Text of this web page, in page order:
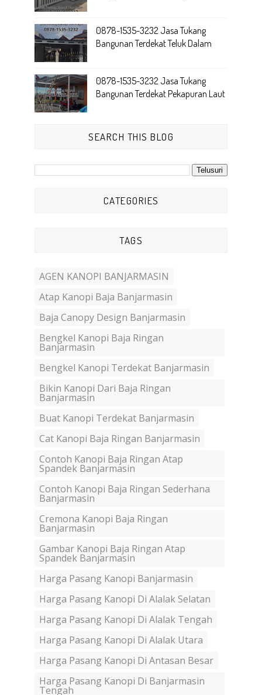
0878-1535-3232 Jasa Tukang
Bangunan Terdekat Teluk Dalam
0878-1535-3232 Jasa Tukang
Bangunan Terdekat Pekapuran Laut
SEARCH THIS BLOG
CATEGORIES
TAGS
AGEN KANOPI BANJARMASIN
Atap Kanopi Baja Banjarmasin
Baja Canopy Design Banjarmasin
Bengkel Kanopi Baja Ringan
Banjarmasin
Bengkel Kanopi Terdekat Banjarmasin
Bikin Kanopi Dari Baja Ringan
Banjarmasin
Buat Kanopi Terdekat Banjarmasin
Cat Kanopi Baja Ringan Banjarmasin
Contoh Kanopi Baja Ringan Atap
Spandek Banjarmasin
Contoh Kanopi Baja Ringan Sederhana
Banjarmasin
Cremona Kanopi Baja Ringan
Banjarmasin
Gambar Kanopi Baja Ringan Atap
Spandek Banjarmasin
Harga Pasang Kanopi Banjarmasin
Harga Pasang Kanopi Di Alalak Selatan
Harga Pasang Kanopi Di Alalak Tengah
Harga Pasang Kanopi Di Alalak Utara
Harga Pasang Kanopi Di Antasan Besar
Harga Pasang Kanopi Di Banjarmasin
Tengah